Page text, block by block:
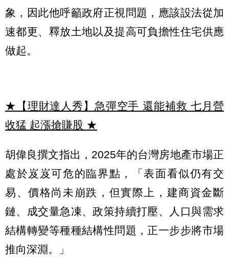
象，因此他呼籲政府正視問題，應該設法從加
速都更、釋放土地以及提高可負擔性住宅供應
做起。
★【理財達人秀】急彈空手 還能補救 七月營
收猛 起漲搶賺股 ★
胡偉良撰文指出，2025年的台灣房地產市場正
處於岌岌可危的臨界點，「表面看似仍有交
易、價格尚未崩跌，但實際上，建商資金斷
鏈、成交量急凍、政策持續打壓、人口與需求
結構轉變等種種結構性問題，正一步步將市場
推向深淵。」